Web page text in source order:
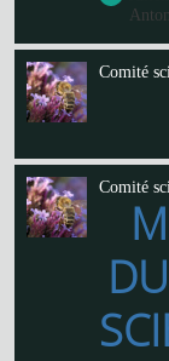
Comité
Comité